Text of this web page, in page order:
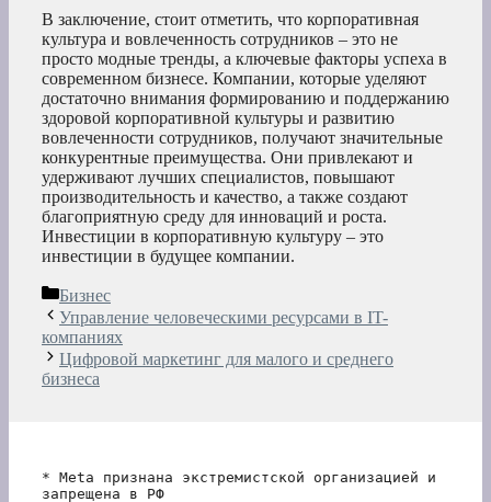
В заключение, стоит отметить, что корпоративная
культура и вовлеченность сотрудников – это не
просто модные тренды, а ключевые факторы успеха в
современном бизнесе. Компании, которые уделяют
достаточно внимания формированию и поддержанию
здоровой корпоративной культуры и развитию
вовлеченности сотрудников, получают значительные
конкурентные преимущества. Они привлекают и
удерживают лучших специалистов, повышают
производительность и качество, а также создают
благоприятную среду для инноваций и роста.
Инвестиции в корпоративную культуру – это
инвестиции в будущее компании.
Рубрики
Бизнес
Управление человеческими ресурсами в IT-
компаниях
Цифровой маркетинг для малого и среднего
бизнеса
* Meta признана экстремистской организацией и
запрещена в РФ